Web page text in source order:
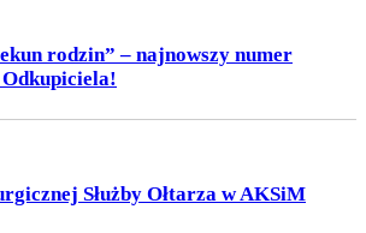
rodzin” – najnowszy numer
Służby Ołtarza w AKSiM